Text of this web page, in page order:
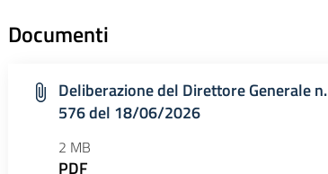
Documenti
Deliberazione del Direttore Generale n.
576 del 18/06/2026
2 MB
PDF